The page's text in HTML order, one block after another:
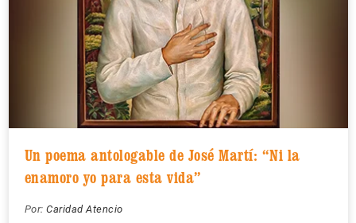
Un poema antologable de José Martí: “Ni la
enamoro yo para esta vida”
Por: Caridad Atencio